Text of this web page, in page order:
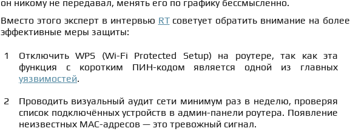
он никому не передавал, менять его по графику бессмысленно.
Вместо этого эксперт в интервью RTсоветует обратить внимание на более
эффективные меры защиты:
Отключить WPS (Wi-Fi Protected Setup) на роутере, так как эта
функция с коротким ПИН-кодом является одной из главных
уязвимостей.
Проводить визуальный аудит сети минимум раз в неделю, проверяя
список подключённых устройств в админ-панели роутера. Появление
неизвестных MAC-адресов — это тревожный сигнал.